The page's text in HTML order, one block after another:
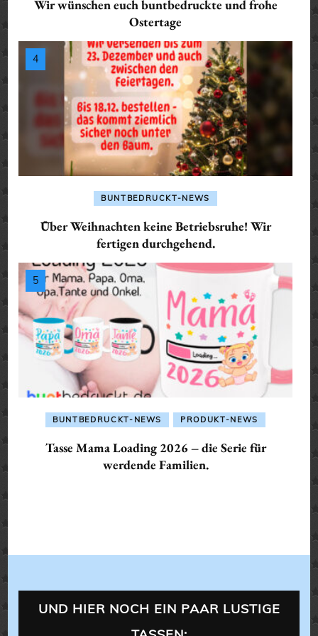
Wir wünschen euch buntbedruckte und frohe
Ostertage
BUNTBEDRUCKT-NEWS
Über Weihnachten keine Betriebsruhe! Wir
fertigen durchgehend.
BUNTBEDRUCKT-NEWS PRODUKT-NEWS
Tasse Mama Loading 2026 – die Serie für
werdende Familien.
UND HIER NOCH EIN PAAR LUSTIGE